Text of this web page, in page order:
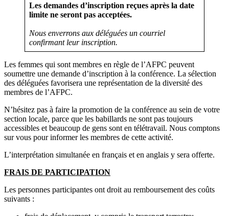
Les demandes d’inscription reçues après la date
limite ne seront pas acceptées.
Nous enverrons aux déléguées un courriel
confirmant leur inscription.
Les femmes qui sont membres en règle de l’AFPC peuvent
soumettre une demande d’inscription à la conférence. La sélection
des déléguées favorisera une représentation de la diversité des
membres de l’AFPC.
N’hésitez pas à faire la promotion de la conférence au sein de votre
section locale, parce que les babillards ne sont pas toujours
accessibles et beaucoup de gens sont en télétravail. Nous comptons
sur vous pour informer les membres de cette activité.
L’interprétation simultanée en français et en anglais y sera offerte.
FRAIS DE PARTICIPATION
Les personnes participantes ont droit au remboursement des coûts
suivants :